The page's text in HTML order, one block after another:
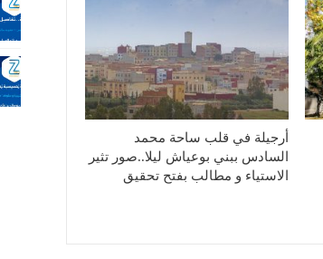
أرجيلة في قلب ساحة محمد
السادس ببني بوعياش ليلا..صور تثير
الاستياء و مطالب بفتح تحقيق